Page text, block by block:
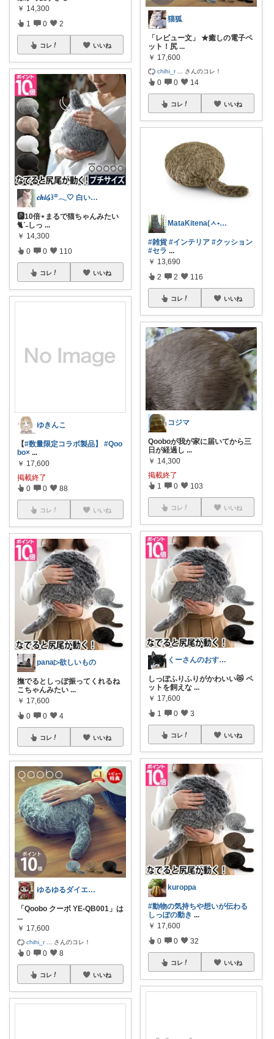
￥ 14,300
1 0 2
コレ いいね
𝒄𝒉𝒊໒꒱꙳𓂃🤍 白い床の部屋
🅿︎10倍⋆まるで猫ちゃんみたい
🐈ˊ˗しっ ...
￥ 14,300
0 0 110
コレ いいね
ゆきんこ
【#数量限定コラボ製品】
#Qoo
bo× ...
￥ 17,600
掲載終了
0 0 88
コレ いいね
pana▷欲しいもの
撫でるとしっぽ振ってくれるね
こちゃんみたい ...
￥ 17,600
0 0 4
コレ いいね
ゆるゆるダイエット 赤ずきんさん
「Qoobo クーボ YE-QB001」は
...
￥ 17,600
chihi_r さんのコレ！
0 0 8
コレ いいね
猫狐
「レビュー文」 ★癒しの電子ペ
ット！尻 ...
￥ 17,600
chihi_r さんのコレ！
0 0 14
コレ いいね
MataKitena(ㅅ•᎑•)♡感謝
#雑貨 #インテリア #クッション
#セラ ...
￥ 13,690
2 2 116
コレ いいね
コジマ
Qooboが我が家に届いてから三
日が経過し ...
￥ 14,300
掲載終了
1 0 103
コレ いいね
くーさんのおすすめ⭐︎
しっぽふりふりがかわいい😻 ペ
ットを飼えな ...
￥ 17,600
1 0 3
コレ いいね
kuroppa
#動物の気持ちや想いが伝わる
しっぽの動き ...
￥ 17,600
0 0 32
コレ いいね